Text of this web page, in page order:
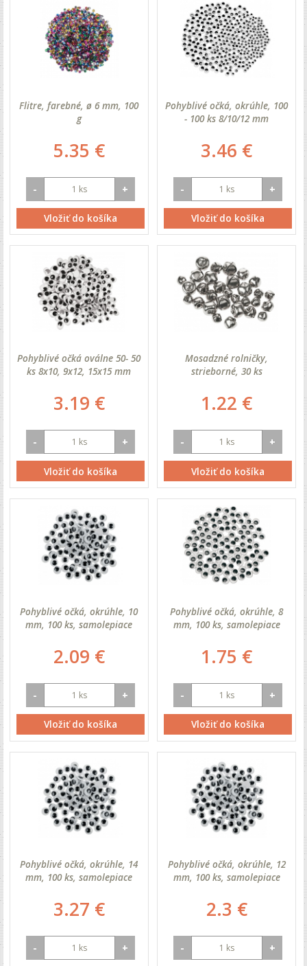
Flitre, farebné, ø 6 mm, 100
g
5.35 €
- +
Vložiť do košíka
Pohyblivé očká, okrúhle, 100
- 100 ks 8/10/12 mm
3.46 €
- +
Vložiť do košíka
Pohyblivé očká oválne 50- 50
ks 8x10, 9x12, 15x15 mm
3.19 €
- +
Vložiť do košíka
Mosadzné rolničky,
strieborné, 30 ks
1.22 €
- +
Vložiť do košíka
Pohyblivé očká, okrúhle, 10
mm, 100 ks, samolepiace
2.09 €
- +
Vložiť do košíka
Pohyblivé očká, okrúhle, 8
mm, 100 ks, samolepiace
1.75 €
- +
Vložiť do košíka
Pohyblivé očká, okrúhle, 14
mm, 100 ks, samolepiace
3.27 €
- +
Pohyblivé očká, okrúhle, 12
mm, 100 ks, samolepiace
2.3 €
- +